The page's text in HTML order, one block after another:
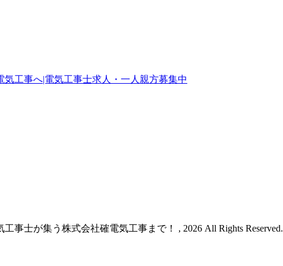
工事へ|電気工事士求人・一人親方募集中
事士が集う株式会社確電気工事まで！ , 2026 All Rights Reserved.